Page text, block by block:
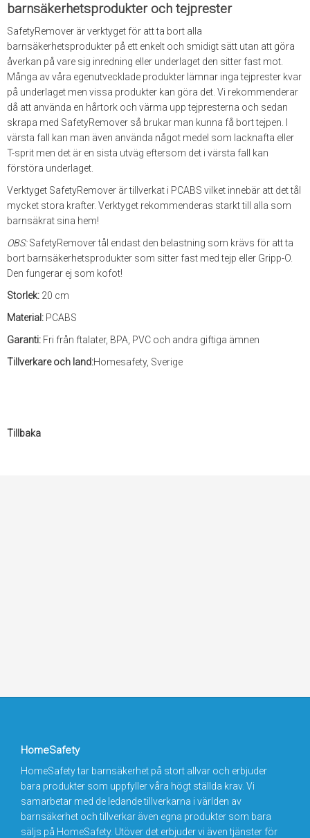
barnsäkerhetsprodukter och tejprester
SafetyRemover är verktyget för att ta bort alla
barnsäkerhetsprodukter på ett enkelt och smidigt sätt utan att göra
åverkan på vare sig inredning eller underlaget den sitter fast mot.
Många av våra egenutvecklade produkter lämnar inga tejprester kvar
på underlaget men vissa produkter kan göra det. Vi rekommenderar
då att använda en hårtork och värma upp tejpresterna och sedan
skrapa med SafetyRemover så brukar man kunna få bort tejpen. I
värsta fall kan man även använda något medel som lacknafta eller
T-sprit men det är en sista utväg eftersom det i värsta fall kan
förstöra underlaget.
Verktyget SafetyRemover är tillverkat i PCABS vilket innebär att det tål
mycket stora krafter. Verktyget rekommenderas starkt till alla som
barnsäkrat sina hem!
OBS:SafetyRemover tål endast den belastning som krävs för att ta
bort barnsäkerhetsprodukter som sitter fast med tejp eller Gripp-O.
Den fungerar ej som kofot!
Storlek: 20 cm
Material: PCABS
Garanti: Fri från ftalater, BPA, PVC och andra giftiga ämnen
Tillverkare och land:Homesafety, Sverige
Tillbaka
HomeSafety
HomeSafety tar barnsäkerhet på stort allvar och erbjuder
bara produkter som uppfyller våra högt ställda krav. Vi
samarbetar med de ledande tillverkarna i världen av
barnsäkerhet och tillverkar även egna produkter som bara
säljs på HomeSafety. Utöver det erbjuder vi även tjänster för